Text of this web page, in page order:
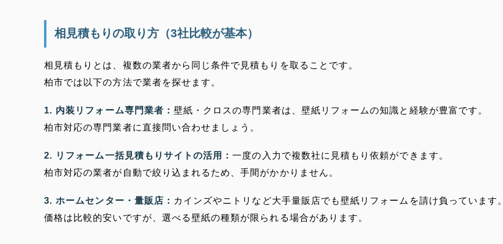
相見積もりの取り方（3社比較が基本）
相見積もりとは、複数の業者から同じ条件で見積もりを取ることです。
柏市では以下の方法で業者を探せます。
1. 内装リフォーム専門業者： 壁紙・クロスの専門業者は、壁紙リフォームの知識と経験が豊富です。
柏市対応の専門業者に直接問い合わせましょう。
2. リフォーム一括見積もりサイトの活用：一度の入力で複数社に見積もり依頼ができます。
柏市対応の業者が自動で絞り込まれるため、手間がかかりません。
3. ホームセンター・量販店： カインズやニトリなど大手量販店でも壁紙リフォームを請け負っています。
価格は比較的安いですが、選べる壁紙の種類が限られる場合があります。